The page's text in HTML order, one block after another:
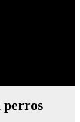
perros